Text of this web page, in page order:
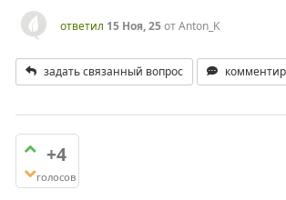
ответил 15 Ноя, 25отAnton_K
задать связанный вопрос
+4
голосов